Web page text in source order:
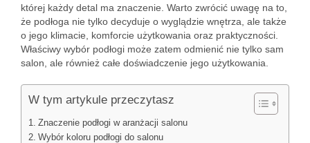
której każdy detal ma znaczenie. Warto zwrócić uwagę na to,
że podłoga nie tylko decyduje o wyglądzie wnętrza, ale także
o jego klimacie, komforcie użytkowania oraz praktyczności.
Właściwy wybór podłogi może zatem odmienić nie tylko sam
salon, ale również całe doświadczenie jego użytkowania.
W tym artykule przeczytasz
Znaczenie podłogi w aranżacji salonu
Wybór koloru podłogi do salonu